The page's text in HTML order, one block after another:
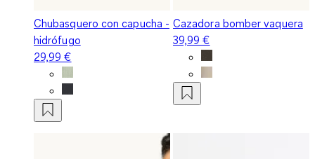
Chubasquero con capucha -
hidrófugo
29,99 €
Cazadora bomber vaquera
39,99 €